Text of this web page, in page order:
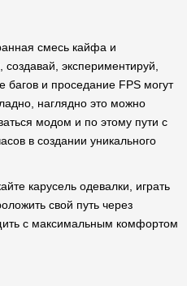
смесь кайфа и
экспериментируй,
багов и проседание FPS могут
наглядно это можно
модом и по этому пути с
в создании уникального
карусель одевалки, играть
свой путь через
с максимальным комфортом